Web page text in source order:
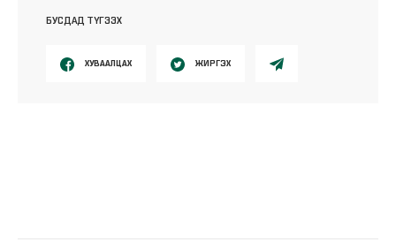
БУСДАД ТҮГЭЭХ
ХУВААЛЦАХ ЖИРГЭХ